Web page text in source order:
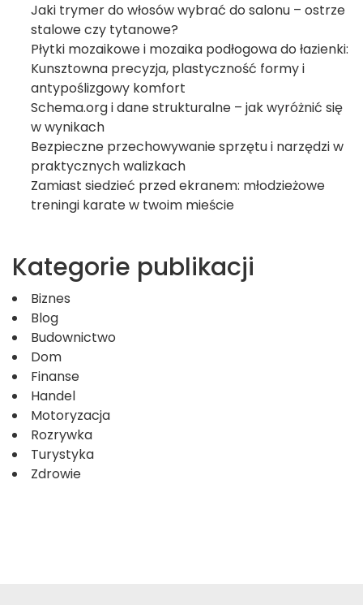
Jaki trymer do włosów wybrać do salonu – ostrze
stalowe czy tytanowe?
Płytki mozaikowe i mozaika podłogowa do łazienki:
Kunsztowna precyzja, plastyczność formy i
antypoślizgowy komfort
Schema.org i dane strukturalne – jak wyróżnić się
w wynikach
Bezpieczne przechowywanie sprzętu i narzędzi w
praktycznych walizkach
Zamiast siedzieć przed ekranem: młodzieżowe
treningi karate w twoim mieście
Kategorie publikacji
Biznes
Blog
Budownictwo
Dom
Finanse
Handel
Motoryzacja
Rozrywka
Turystyka
Zdrowie